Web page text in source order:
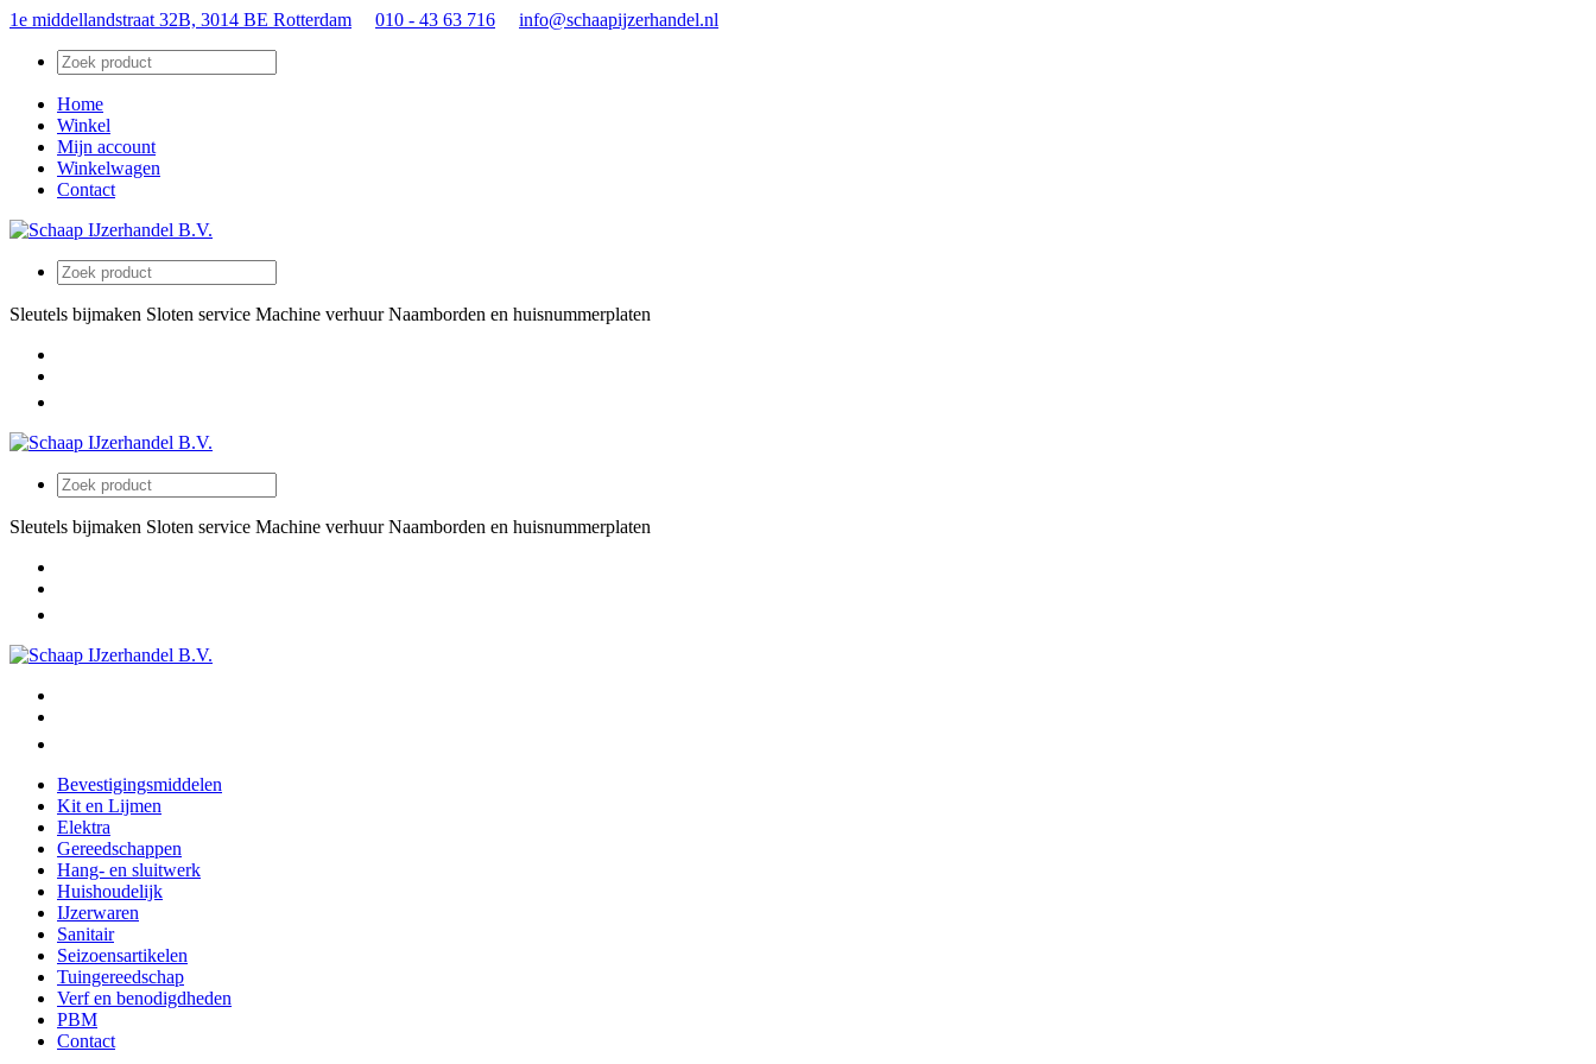
1e middellandstraat 32B, 3014 BE Rotterdam 010 - 43 63 716 info@schaapijzerhandel.nl
Home
Winkel
Mijn account
Winkelwagen
Contact
Sleutels bijmaken Sloten service Machine verhuur Naamborden en huisnummerplaten
Sleutels bijmaken Sloten service Machine verhuur Naamborden en huisnummerplaten
Bevestigingsmiddelen
Kit en Lijmen
Elektra
Gereedschappen
Hang- en sluitwerk
Huishoudelijk
IJzerwaren
Sanitair
Seizoensartikelen
Tuingereedschap
Verf en benodigdheden
PBM
Contact